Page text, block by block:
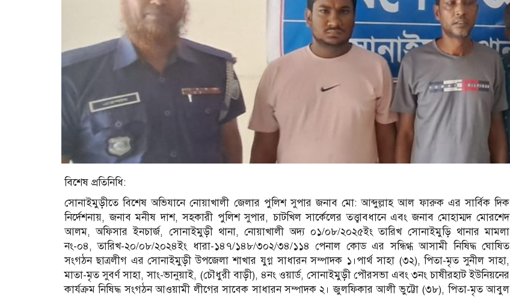
বিশেষ প্রতিনিধি:
সোনাইমুড়ীতে বিশেষ অভিযানে নোয়াখালী জেলার পুলিশ সুপার জনাব মো: আব্দুল্লাহ আল ফারুক এর সার্বিক দিক
নির্দেশনায়, জনাব মনীষ দাশ, সহকারী পুলিশ সুপার, চাটখিল সার্কেলের তত্ত্বাবধানে এবং জনাব মোহাম্মদ মোরশেদ
আলম, অফিসার ইনচার্জ, সোনাইমুড়ী থানা, নোয়াখালী অদ্য ০১/০৮/২০২৫ইং তারিখ সোনাইমুড়ি থানার মামলা
নং-০৪, তারিখ-২০/০৮/২০২৪ইং ধারা-১৪৭/১৪৮/৩০২/৩৪/১১৪ পেনাল কোড এর সন্ধিগ্ধ আসামী নিষিদ্ধ ঘোষিত
সংগঠন ছাত্রলীগ এর সোনাইমুড়ী উপজেলা শাখার যুগ্ন সাধারন সম্পাদক ১।পার্থ সাহা (৩২), পিতা-মৃত সুনীল সাহা,
মাতা-মৃত সুবর্ণ সাহা, সাং-ভানুয়াই, (চৌধুরী বাড়ী), ৪নং ওয়ার্ড, সোনাইমুড়ী পৌরসভা এবং ৩নং চাষীরহাট ইউনিয়নের
কার্যক্রম নিষিদ্ধ সংগঠন আওয়ামী লীগের সাবেক সাধারন সম্পাদক ২। জুলফিকার আলী ভুট্টো (৩৮), পিতা-মৃত আবুল